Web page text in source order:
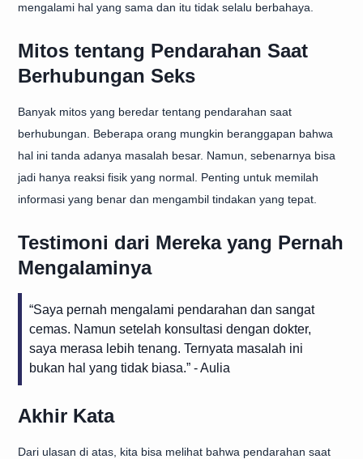
mengalami hal yang sama dan itu tidak selalu berbahaya.
Mitos tentang Pendarahan Saat
Berhubungan Seks
Banyak mitos yang beredar tentang pendarahan saat
berhubungan. Beberapa orang mungkin beranggapan bahwa
hal ini tanda adanya masalah besar. Namun, sebenarnya bisa
jadi hanya reaksi fisik yang normal. Penting untuk memilah
informasi yang benar dan mengambil tindakan yang tepat.
Testimoni dari Mereka yang Pernah
Mengalaminya
“Saya pernah mengalami pendarahan dan sangat
cemas. Namun setelah konsultasi dengan dokter,
saya merasa lebih tenang. Ternyata masalah ini
bukan hal yang tidak biasa.” - Aulia
Akhir Kata
Dari ulasan di atas, kita bisa melihat bahwa pendarahan saat